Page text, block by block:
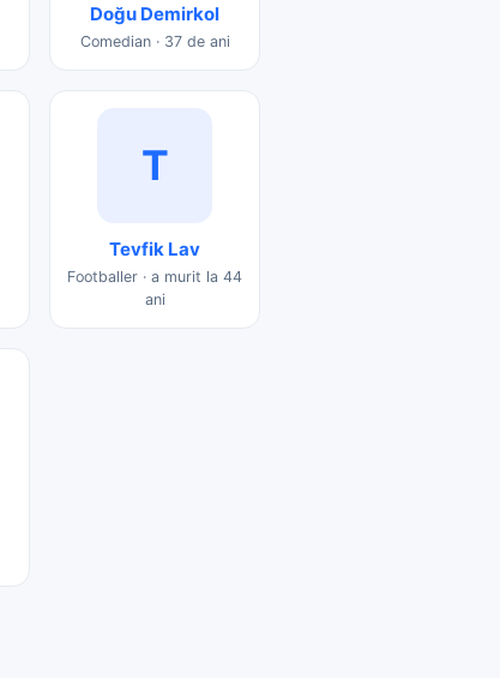
Doğu Demirkol
Comedian · 37 de ani
T
Tevfik Lav
Footballer · a murit la 44
ani